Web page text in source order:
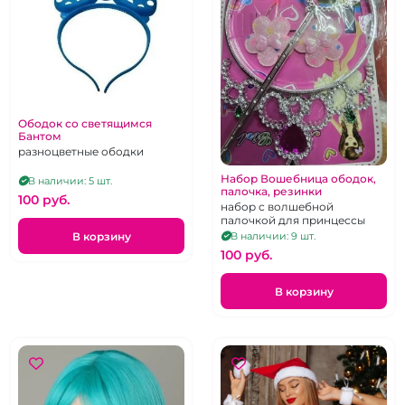
Ободок со светящимся
Бантом
разноцветные ободки
В наличии: 5 шт.
100 pуб.
В корзину
Набор Вошебница ободок,
палочка, резинки
набор с волшебной
палочкой для принцессы
В наличии: 9 шт.
100 pуб.
В корзину